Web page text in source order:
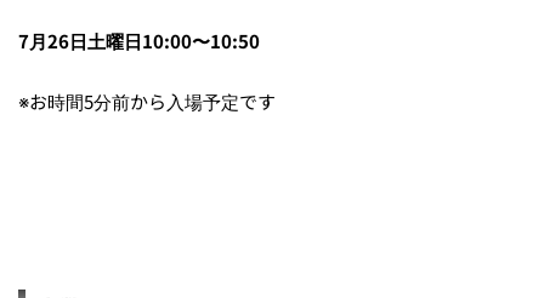
7月26日土曜日10:00〜10:50
※お時間5分前から入場予定です